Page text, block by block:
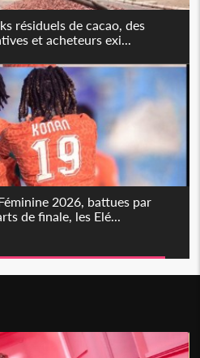
résiduels de cacao, des
et acheteurs exi...
2026, battues par
de finale, les Elé...